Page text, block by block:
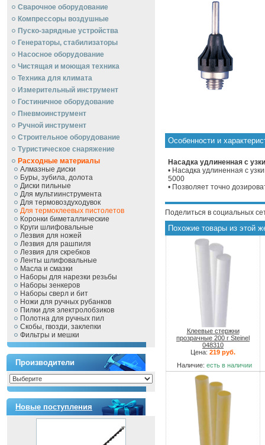
Сварочное оборудование
Компрессоры воздушные
Пуско-зарядные устройства
Генераторы, стабилизаторы
Насосное оборудование
Чистящая и моющая техника
Техника для климата
Измерительный инструмент
Гостиничное оборудование
Пневмоинструмент
Ручной инcтрумент
Строительное оборудование
Туристическое снаряжение
Расходные материалы
Алмазные диски
Буры, зубила, долота
Диски пильные
Для мультиинструмента
Для термовоздуходувок
Для термоклеевых пистолетов
Коронки биметаллические
Круги шлифовальные
Лезвия для ножей
Лезвия для рашпиля
Лезвия для скребков
Ленты шлифовальные
Масла и смазки
Наборы для нарезки резьбы
Наборы зенкеров
Наборы сверл и бит
Ножи для ручных рубанков
Пилки для электролобзиков
Полотна для ручных пил
Скобы, гвозди, заклепки
Фильтры и мешки
Производители
Новые поступления
Особенности и
Насадка удлиненная с
• Насадка удлиненная с
5000
• Позволяет точно
Поделиться в социальных
Похожие товары из этой
Клеевые стержни
прозрачные 200 г Steinel
048310
Цена: 219 руб.
Наличие: есть в наличии